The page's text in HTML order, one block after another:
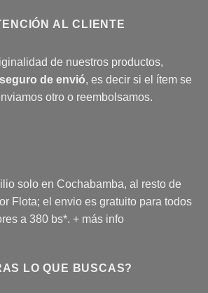
AL CLIENTE
de nuestros productos,
seguro de envió, es decir si el ítem se
otro o reembolsamos.
solo en Cochabamba, al resto de
Flota; el envio es gratuito para todos
a 380 bs*. + más info
LO QUE BUSCAS?